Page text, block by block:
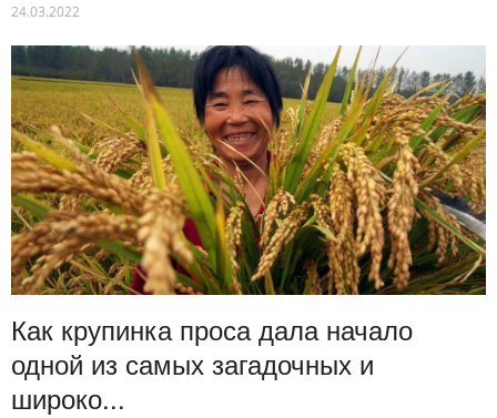
24.03.2022
Как крупинка проса дала начало
одной из самых загадочных и
широко...